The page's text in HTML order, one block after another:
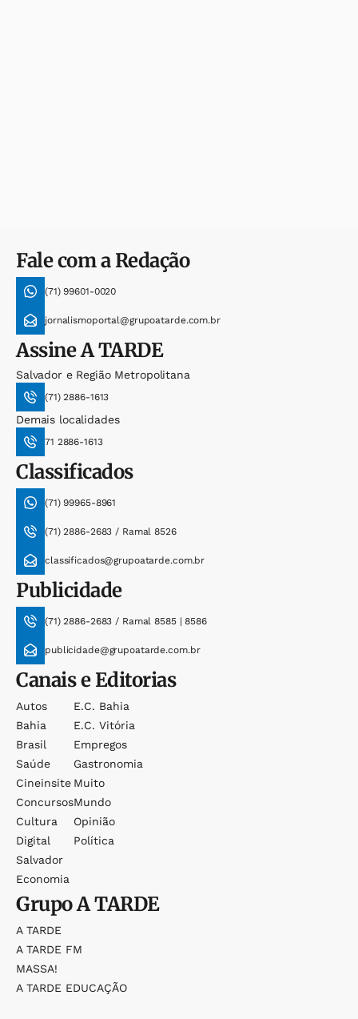
Fale com a Redação
(71) 99601-0020
jornalismoportal@grupoatarde.com.br
AssineA TARDE
Salvador e Região Metropolitana
(71) 2886-1613
Demais localidades
71 2886-1613
Classificados
(71) 99965-8961
(71) 2886-2683 / Ramal 8526
classificados@grupoatarde.com.br
Publicidade
(71) 2886-2683 / Ramal 8585 | 8586
publicidade@grupoatarde.com.br
Canais e Editorias
Autos
Bahia
Brasil
Saúde
Cineinsite
Concursos
Cultura
Digital
Salvador
Economia
E.c. Bahia
E.c. Vitória
Empregos
Gastronomia
Muito
Mundo
Opinião
Política
GrupoA TARDE
A TARDE
A TARDE FM
MASSA!
A TARDE EDUCAÇÃO